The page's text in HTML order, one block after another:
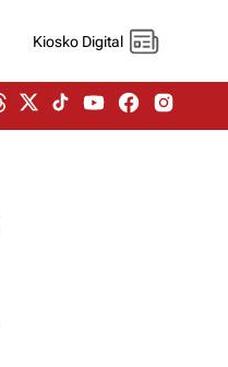
Kiosko Digital